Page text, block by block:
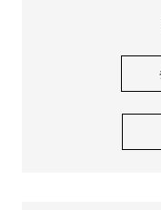
私は頬に赤みが出や
鏡を見たときのツヤ
数年前とは香りが変
今の香りも決して嫌
しばらく使い続けて